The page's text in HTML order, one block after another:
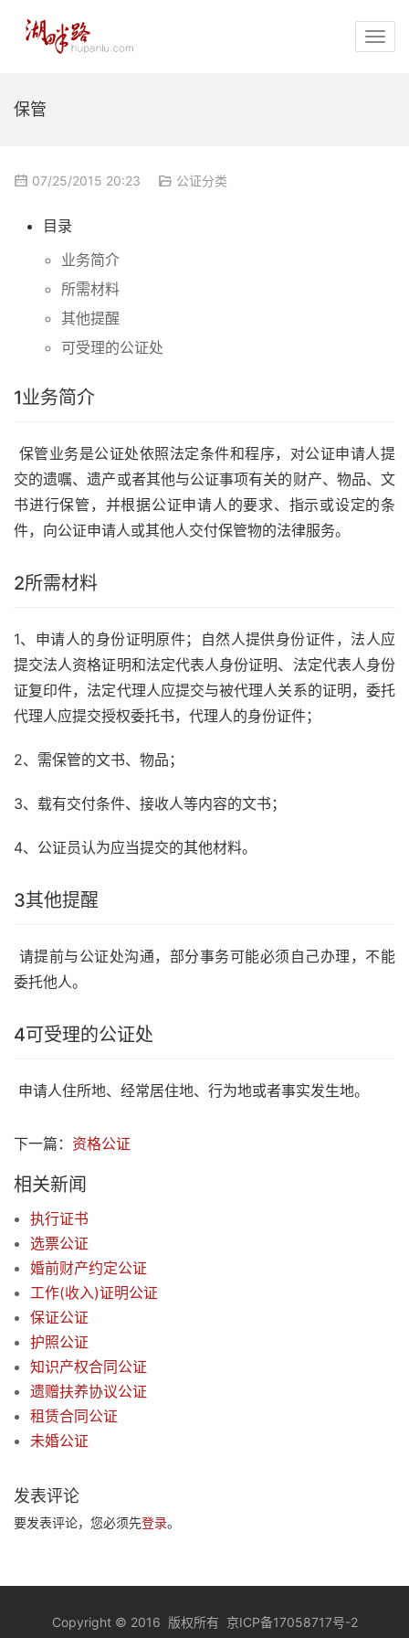
保管
07/25/2015 20:23 公证分类
目录
业务简介
所需材料
其他提醒
可受理的公证处
1业务简介
保管业务是公证处依照法定条件和程序，对公证申请人提
交的遗嘱、遗产或者其他与公证事项有关的财产、物品、文
书进行保管，并根据公证申请人的要求、指示或设定的条
件，向公证申请人或其他人交付保管物的法律服务。
2所需材料
1、申请人的身份证明原件；自然人提供身份证件，法人应
提交法人资格证明和法定代表人身份证明、法定代表人身份
证复印件，法定代理人应提交与被代理人关系的证明，委托
代理人应提交授权委托书，代理人的身份证件；
2、需保管的文书、物品；
3、载有交付条件、接收人等内容的文书；
4、公证员认为应当提交的其他材料。
3其他提醒
请提前与公证处沟通，部分事务可能必须自己办理，不能
委托他人。
4可受理的公证处
申请人住所地、经常居住地、行为地或者事实发生地。
下一篇： 资格公证
相关新闻
执行证书
选票公证
婚前财产约定公证
工作(收入)证明公证
保证公证
护照公证
知识产权合同公证
遗赠扶养协议公证
租赁合同公证
未婚公证
发表评论
要发表评论，您必须先登录。
Copyright © 2016 版权所有 京ICP备17058717号-2